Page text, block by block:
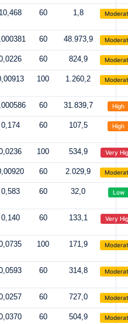
10,468 60 1,8
60 48.973,9
60 824,9
100 1.260,2
60 31.839,7 High
0,174 60 107,5 High
100 534,9 Very
60 2.029,9
0,583 60 32,0 Low
0,140 60 133,1 Very
100 171,9
60 314,8
60 727,0
60 504,9